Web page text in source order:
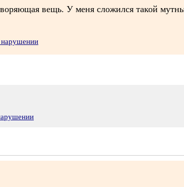
вещь. У меня сложился такой
нарушении